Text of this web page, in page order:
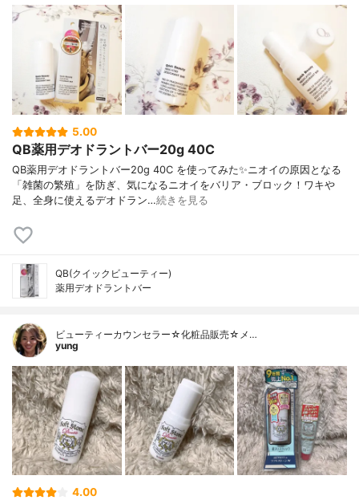
5.00
QB薬用デオドラントバー20g 40C
QB薬用デオドラントバー20g 40C を使ってみた✨ニオイの原因となる
「雑菌の繁殖」を防ぎ、気になるニオイをバリア・ブロック！ワキや
足、全身に使えるデオドラン…続きを見る
QB(クイックビューティー)
薬用デオドラントバー
ビューティーカウンセラー☆化粧品販売☆メ…
yung
4.00